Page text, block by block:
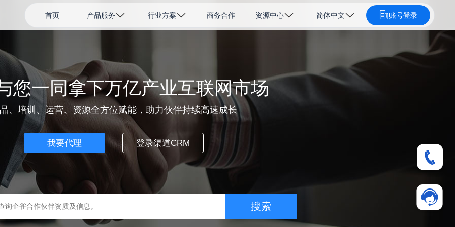
首页 产品服务 行业方案 商务合作 资源中心 简体中文 账号登录
您一同拿下万亿产业互联网市场
、培训、运营、资源全方位赋能，助力伙伴持续高速成长
我要代理 登录渠道CRM
搜索